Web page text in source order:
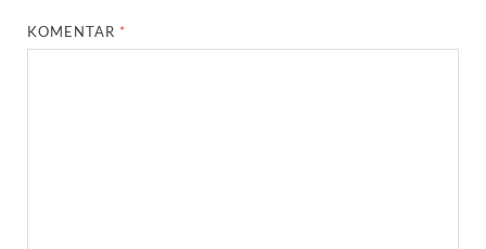
KOMENTAR *